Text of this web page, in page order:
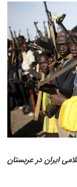
ایران در عربستان